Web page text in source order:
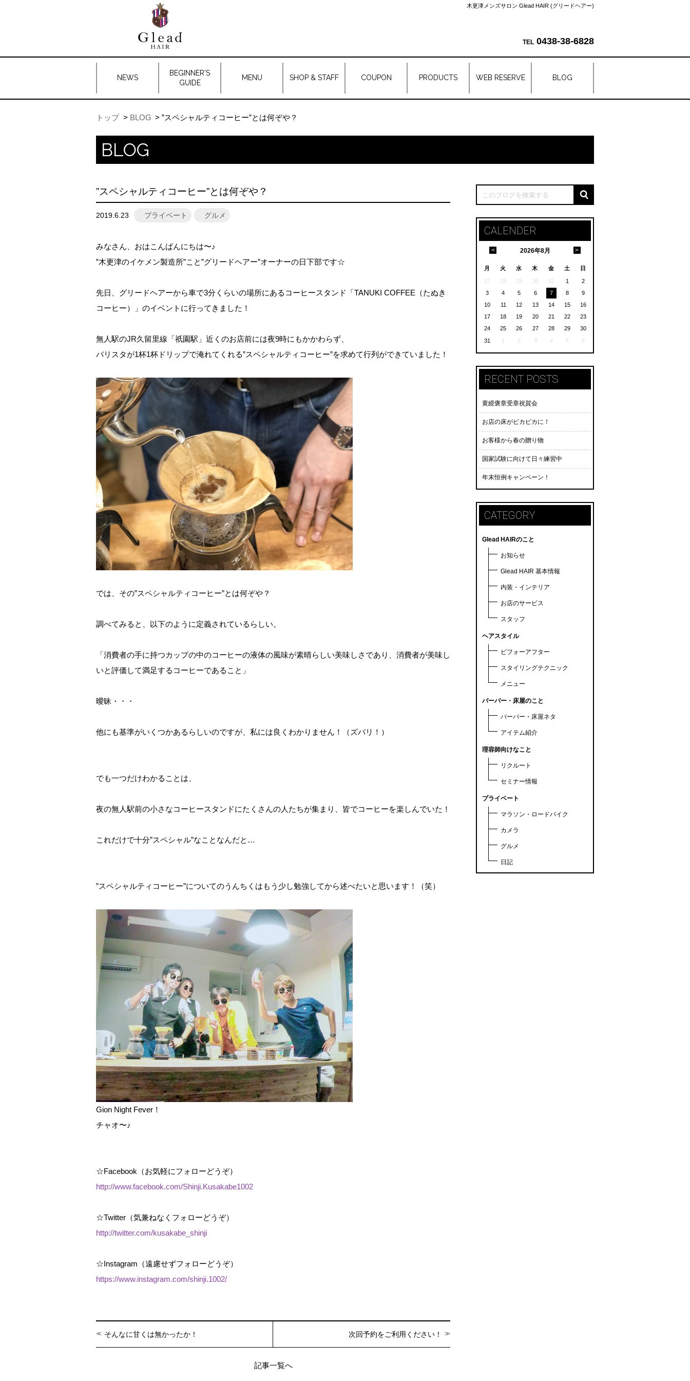
木更津メンズサロン Glead HAIR (グリードヘアー)
0438-38-6828
NEWS
BEGINNER'S
GUIDE
MENU SHOP & STAFF COUPON PRODUCTS WEB RESERVE BLOG
トップ BLOG ”スペシャルティコーヒー”とは何ぞや？
BLOG
”スペシャルティコーヒー”とは何ぞや？
2019.6.23 プライベート グルメ
みなさん、おはこんばんにちは〜♪
”木更津のイケメン製造所”こと”グリードヘアー”オーナーの日下部です☆
先日、グリードヘアーから車で3分くらいの場所にあるコーヒースタンド「TANUKI COFFEE（たぬき
コーヒー）」のイベントに行ってきました！
無人駅のJR久留里線「祇園駅」近くのお店前には夜9時にもかかわらず、
バリスタが1杯1杯ドリップで淹れてくれる”スペシャルティコーヒー”を求めて行列ができていました！
では、その”スペシャルティコーヒー”とは何ぞや？
調べてみると、以下のように定義されているらしい。
「消費者の手に持つカップの中のコーヒーの液体の風味が素晴らしい美味しさであり、消費者が美味し
いと評価して満足するコーヒーであること」
曖昧・・・
他にも基準がいくつかあるらしいのですが、私には良くわかりません！（ズバリ！）
でも一つだけわかることは、
夜の無人駅前の小さなコーヒースタンドにたくさんの人たちが集まり、皆でコーヒーを楽しんでいた！
これだけで十分”スペシャル”なことなんだと…
”スペシャルティコーヒー”についてのうんちくはもう少し勉強してから述べたいと思います！（笑）
Gion Night Fever！
チャオ〜♪
☆Facebook（お気軽にフォローどうぞ）
http://www.facebook.com/Shinji.Kusakabe1002
☆Twitter（気兼ねなくフォローどうぞ）
http://twitter.com/kusakabe_shinji
☆Instagram（遠慮せずフォローどうぞ）
https://www.instagram.com/shinji.1002/
そんなに甘くは無かったか！ 次回予約をご利用ください！
記事一覧へ
CALENDER
2026年8月
< >
月 火 水 木 金 土 日
27 28 29 30 31 1
2
3
4 5 6 7 8
9
10
11 12 13 14 15
16
17
18 19 20 21 22
23
24
25 26 27 28 29
30
31
1 2 3 4 5 6
RECENT POSTS
黄綬褒章受章祝賀会
お店の床がピカピカに！
お客様から春の贈り物
国家試験に向けて日々練習中
年末恒例キャンペーン！
CATEGORY
Glead HAIRのこと
お知らせ
Glead HAIR 基本情報
内装・インテリア
お店のサービス
スタッフ
ヘアスタイル
ビフォーアフター
スタイリングテクニック
メニュー
バーバー・床屋のこと
バーバー・床屋ネタ
アイテム紹介
理容師向けなこと
リクルート
セミナー情報
プライベート
マラソン・ロードバイク
カメラ
グルメ
日記